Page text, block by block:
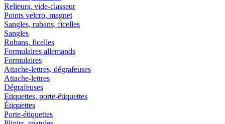
Relieurs, vide-classeur
Points velcro, magnet
Sangles, rubans, ficelles
Sangles
Rubans, ficelles
Formulaires allemands
Formulaires
Attache-lettres, dégrafeuses
Attache-lettres
Dégrafeuses
Etiquettes, porte-étiquettes
Étiquettes
Porte-étiquettes